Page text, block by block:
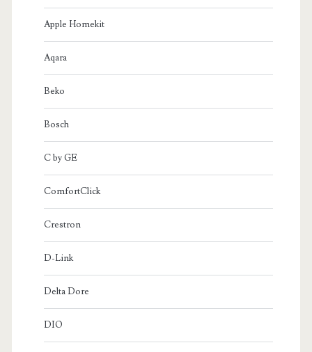
Apple Homekit
Aqara
Beko
Bosch
C by GE
ComfortClick
Crestron
D-Link
Delta Dore
DIO